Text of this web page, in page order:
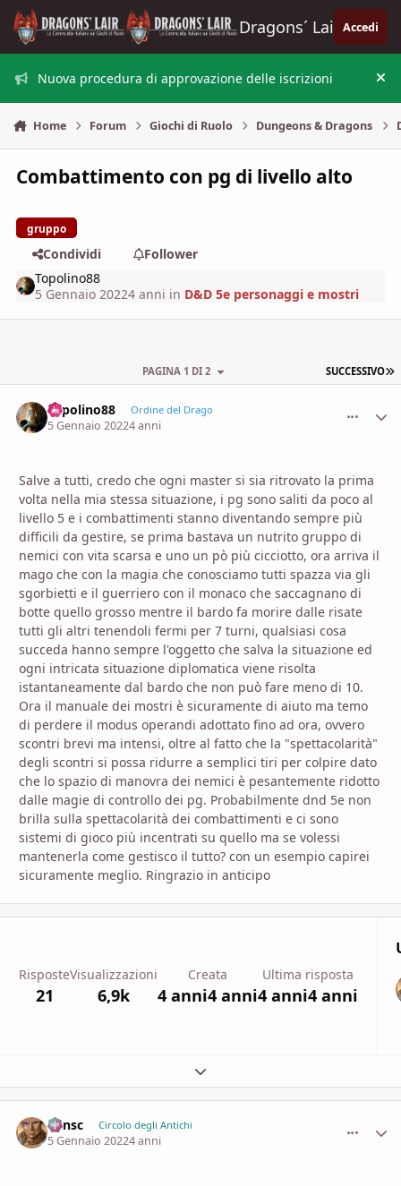
Vai al contenuto
Dragons´ Lair Accedi
Nuova procedura di approvazione delle iscrizioni
Home Forum Giochi di Ruolo Dungeons & Dragons
Combattimento con pg di livello alto
gruppo
Condividi
Follower
Topolino88
5 Gennaio 20224 anni in D&D 5e personaggi e mostri
SUCCESSIVO
PAGINA 1 DI 2
Topolino88 Ordine del Drago
5 Gennaio 20224 anni
Salve a tutti, credo che ogni master si sia ritrovato la prima
volta nella mia stessa situazione, i pg sono saliti da poco al
livello 5 e i combattimenti stanno diventando sempre più
difficili da gestire, se prima bastava un nutrito gruppo di
nemici con vita scarsa e uno un pò più cicciotto, ora arriva il
mago che con la magia che conosciamo tutti spazza via gli
sgorbietti e il guerriero con il monaco che saccagnano di
botte quello grosso mentre il bardo fa morire dalle risate
tutti gli altri tenendoli fermi per 7 turni, qualsiasi cosa
succeda hanno sempre l'oggetto che salva la situazione ed
ogni intricata situazione diplomatica viene risolta
istantaneamente dal bardo che non può fare meno di 10.
Ora il manuale dei mostri è sicuramente di aiuto ma temo
di perdere il modus operandi adottato fino ad ora, ovvero
scontri brevi ma intensi, oltre al fatto che la "spettacolarità"
degli scontri si possa ridurre a semplici tiri per colpire dato
che lo spazio di manovra dei nemici è pesantemente ridotto
dalle magie di controllo dei pg. Probabilmente dnd 5e non
brilla sulla spettacolarità dei combattimenti e ci sono
sistemi di gioco più incentrati su quello ma se volessi
mantenerla come gestisco il tutto? con un esempio capirei
sicuramente meglio. Ringrazio in anticipo
Risposte
21
Visualizzazioni
6,9k
Creata
4 anni4 anni
Ultima risposta
4 anni4 anni
Espandi panoramica del topic
Minsc Circolo degli Antichi
5 Gennaio 20224 anni